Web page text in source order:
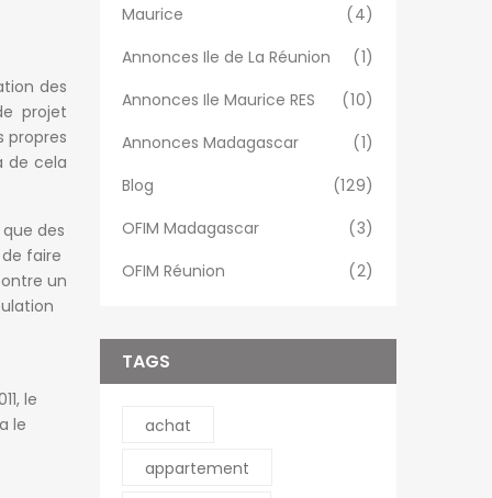
des
projet
propres
de cela
des
faire
un
le
le
Maurice
(4)
Annonces Ile de La Réunion
(1)
Annonces Ile Maurice RES
(10)
Annonces Madagascar
(1)
Blog
(129)
OFIM Madagascar
(3)
OFIM Réunion
(2)
TAGS
achat
appartement